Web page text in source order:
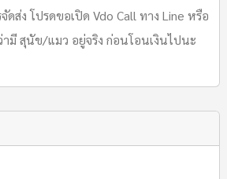
ดส่ง โปรดขอเปิด Vdo Call ทาง Line หรือ
มี สุนัข/แมว อยู่จริง ก่อนโอนเงินไปนะ